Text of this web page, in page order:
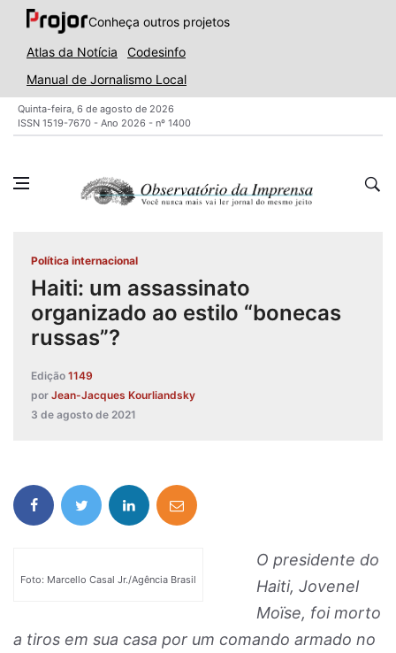
Conheça outros projetos
Atlas da Notícia
Codesinfo
Manual de Jornalismo Local
Quinta-feira, 6 de agosto de 2026
ISSN 1519-7670 - Ano 2026 - nº 1400
Política internacional
Haiti: um assassinato
organizado ao estilo “bonecas
russas”?
Edição 1149
por Jean-Jacques Kourliandsky
3 de agosto de 2021
Foto: Marcello Casal Jr./Agência Brasil
O presidente do
Haiti, Jovenel
Moïse, foi morto
a tiros em sua casa por um comando armado no